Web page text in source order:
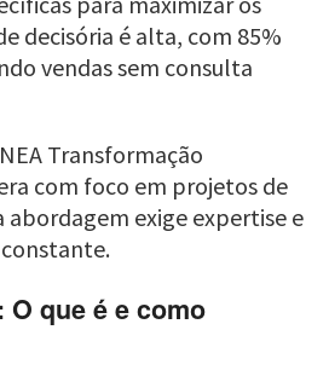
decisória é alta, com 85%
vendas sem consulta
Transformação
com foco em projetos de
abordagem exige expertise e
que é e como